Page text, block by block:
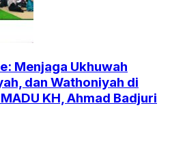
Menjaga Ukhuwah
dan Wathoniyah di
KH, Ahmad Badjuri